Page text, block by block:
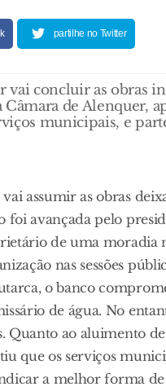
partilhe no Twitter
vai concluir as obras
de Alenquer,
municipais, e
vai assumir as obras
foi avançada pelo
de uma moradia
nas sessões
o banco
de água. No
Quanto ao aluimento
que os serviços
a melhor forma